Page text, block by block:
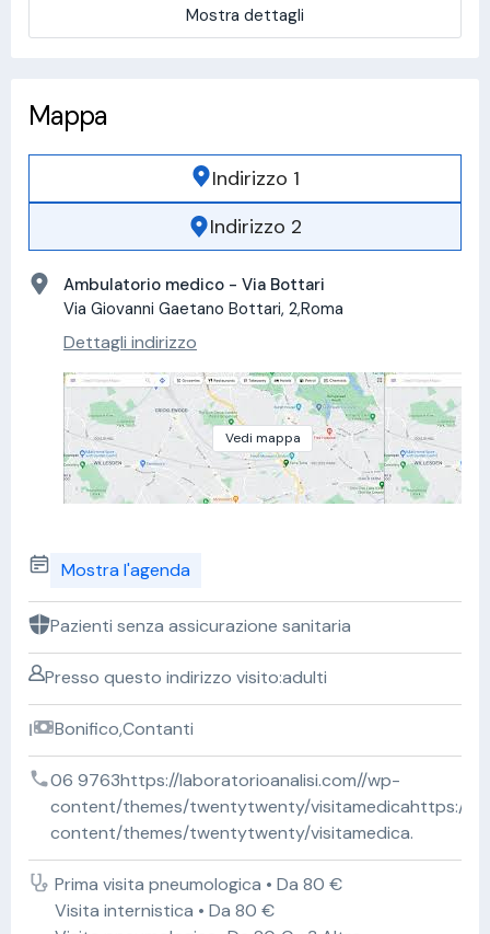
Mostra dettagli
Mappa
Indirizzo 1
Indirizzo 2
Ambulatorio medico - Via Bottari
Via Giovanni Gaetano Bottari, 2,Roma
Dettagli indirizzo
Vedi mappa
Mostra l'agenda
Pazienti senza assicurazione sanitaria
Presso questo indirizzo visito:adulti
Bonifico,Contanti
06 9763https://laboratorioanalisi.com//wp-
content/themes/twentytwenty/visitamedicahttps://
content/themes/twentytwenty/visitamedica.
Prima visita pneumologica • Da 80 €
Visita internistica • Da 80 €